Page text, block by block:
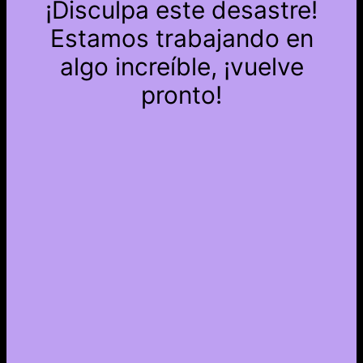
¡Disculpa este desastre!
Estamos trabajando en
algo increíble, ¡vuelve
pronto!